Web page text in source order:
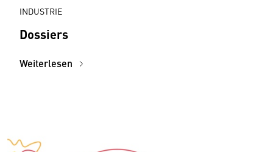
INDUSTRIE
Dossiers
Weiterlesen